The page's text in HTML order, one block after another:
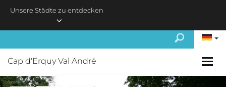
Unsere Städte zu entdecken
Cap d'Erquy Val André